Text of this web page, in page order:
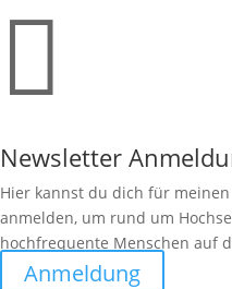

Newsletter
Hier kannst du dich für
anmelden, um rund um
hochfrequente Menschen auf
Anmeldung